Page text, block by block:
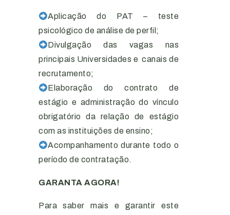
Aplicação do PAT – teste
psicológico de análise de perfil;
Divulgação das vagas nas
principais Universidades e canais de
recrutamento;
Elaboração do contrato de
estágio e administração do vínculo
obrigatório da relação de estágio
com as instituições de ensino;
Acompanhamento durante todo o
período de contratação.⠀
GARANTA AGORA!
Para saber mais e garantir este